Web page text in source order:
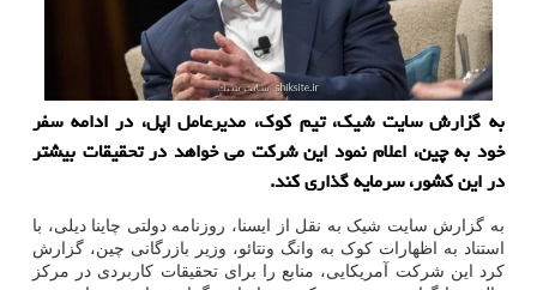
به گزارش سایت شیک، تیم کوک، مدیرعامل اپل، در ادامه سفر
خود به چین، اعلام نمود این شرکت می خواهد در تحقیقات بیشتر
در این کشور، سرمایه گذاری کند.
به گزارش سایت شیک به نقل از ایسنا، روزنامه دولتی چاینا دیلی، با
استناد به اظهارات کوک به وانگ ونتائو، وزیر بازرگانی چین، گزارش
کرد این شرکت آمریکایی، منابع را برای تحقیقات کاربردی در مرکز